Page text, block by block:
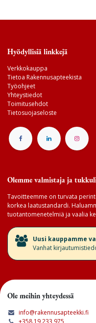
Hyödyllisiä linkkejä
Verkkokauppa
Tietoa Rakennusapteekista
Työohjeet
Yhteystiedot
Toimitusehdot
Tietosuojaseloste
Olemme valmistaja ja
Tavoitteemme on turvata
korkea laatustandardi.
tuotantomenetelmiä ja vaalia
​Uusi kauppamme
Vanhat
Ole meihin yhteydessä
info@rakennusapteekki.fi
+358 19 233 975